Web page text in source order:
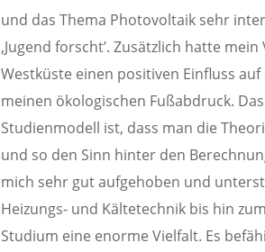
und das Thema Photovoltaik sehr
,Jugend forscht’. Zusätzlich hatte
Westküste einen positiven Einfluss
meinen ökologischen Fußabdruck.
Studienmodell ist, dass man die
und so den Sinn hinter den
mich sehr gut aufgehoben und
Heizungs- und Kältetechnik bis hin
Studium eine enorme Vielfalt. Es